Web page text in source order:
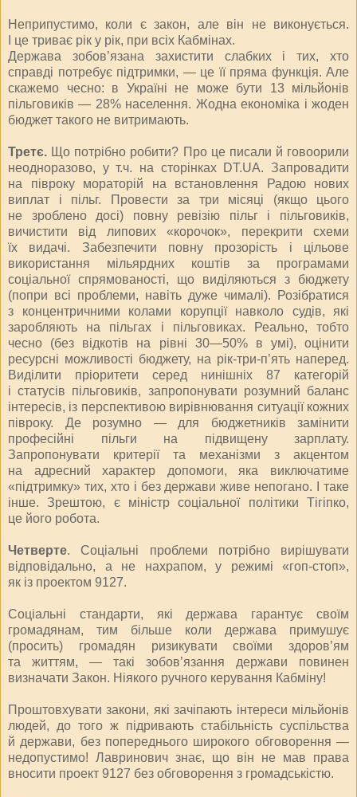
Неприпустимо, коли є закон, але він не виконується.
І це триває рік у рік, при всіх Кабмінах.
Держава зобов’язана захистити слабких і тих, хто
справді потребує підтримки, — це її пряма функція. Але
скажемо чесно: в Україні не може бути 13 мільйонів
пільговиків — 28% населення. Жодна економіка і жоден
бюджет такого не витримають.
Третє. Що потрібно робити? Про це писали й говоорили
не­одноразово, у т.ч. на сторінках DT.UA. Запровадити
на півроку мораторій на встановлення Радою нових
виплат і пільг. Провести за три місяці (якщо цього
не зроблено досі) повну ревізію пільг і пільговиків,
вичистити від липових «корочок», перекрити схеми
їх видачі. Забезпечити повну прозорість і цільове
використання мільярдних коштів за програмами
соціальної спрямованості, що виділяються з бюджету
(попри всі проблеми, навіть дуже чималі). Розібратися
з концентричними колами корупції навколо судів, які
заробляють на пільгах і пільговиках. Реально, тобто
чесно (без відкотів на рівні 30—50% в умі), оцінити
ресурсні можливості бюджету, на рік-три-п’ять наперед.
Виділити пріоритети серед нинішніх 87 категорій
і статусів пільговиків, запропонувати розумний баланс
інтересів, із перспективою вирівнювання ситуації кожних
півроку. Де розумно — для бюджетників замінити
професійні пільги на підвищену зарплату.
Запропонувати критерії та механізми з акцентом
на адресний характер допомоги, яка виключатиме
«підтримку» тих, хто і без держави живе непогано. І таке
інше. Зрештою, є міністр соціальної політики Тігіпко,
це його робота.
Четверте. Соціальні проблеми потрібно вирішувати
відповідально, а не нахрапом, у режимі «гоп-стоп»,
як із проектом 9127.
Соціальні стандарти, які держава гарантує своїм
громадянам, тим більше коли держава примушує
(просить) громадян ризикувати своїми здоров’ям
та життям, — такі зобов’язання держави повинен
визначати Закон. Ніякого ручного керування Кабміну!
Проштовхувати закони, які зачіпають інтереси мільйонів
людей, до того ж підривають стабільність суспільства
й держави, без попереднього широкого обговорення —
недопустимо! Лаврино­вич знає, що він не мав права
вносити проект 9127 без обговорення з громадськістю.